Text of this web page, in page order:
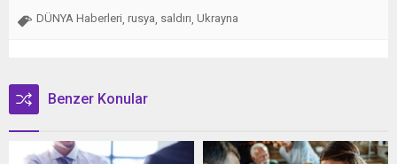
DÜNYA Haberleri, rusya, saldırı, Ukrayna
Benzer Konular